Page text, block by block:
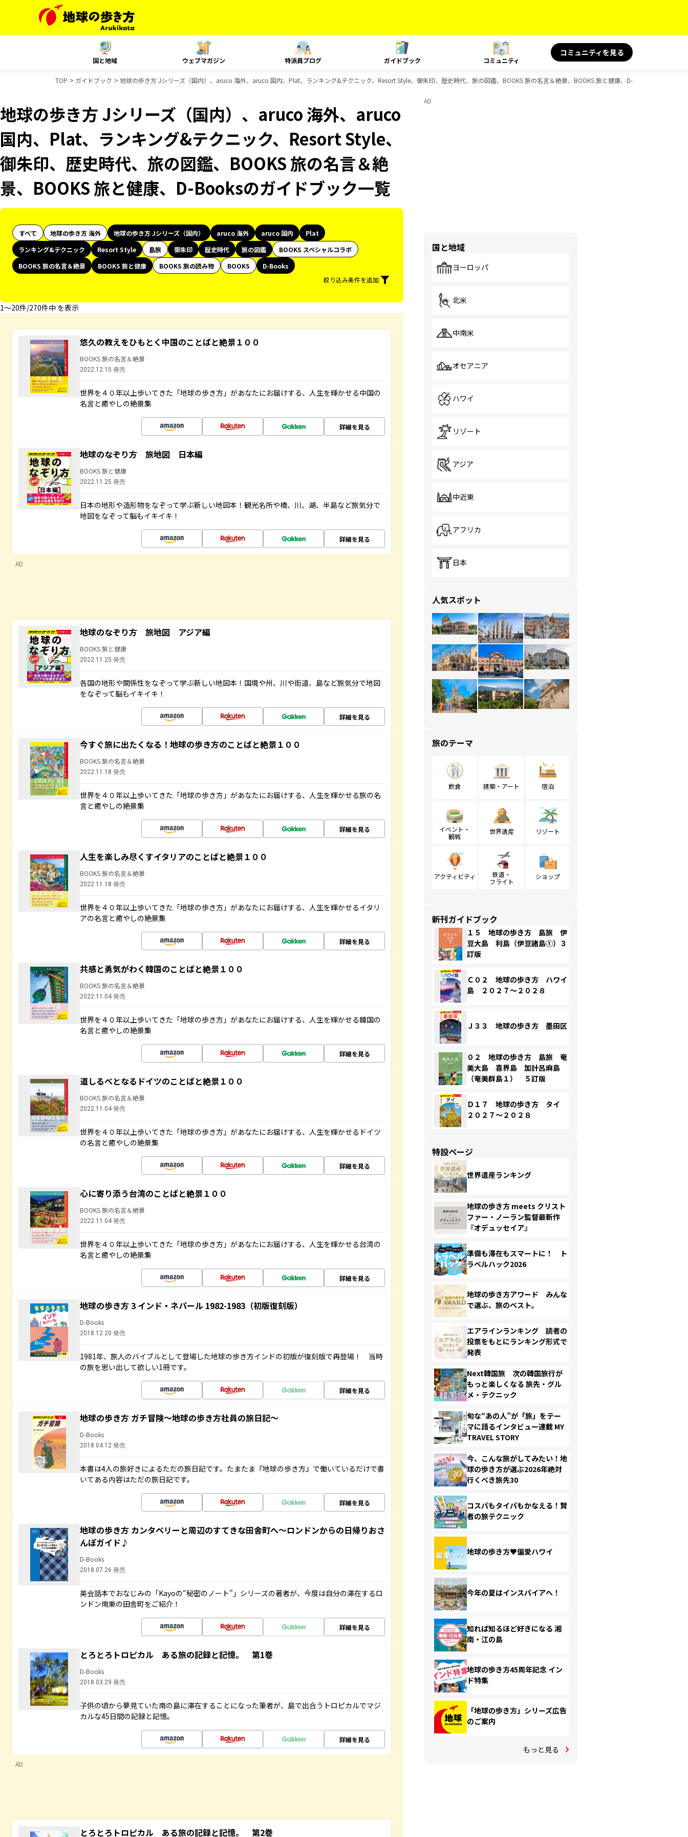
国と地域 ウェブマガジン 特派員ブログ ガイドブック コミュニティ
コミュニティを見る
TOP ガイドブック 地球の歩き方 Jシリーズ（国内）、aruco 海外、aruco 国内、Plat、ランキング&テクニック、Resort Style、御朱印、歴史時代、旅の図鑑、BOOKS 旅の名言＆絶景、BOOKS 旅と健康、D-Booksのガイドブ
地球の歩き方 Jシリーズ（国内）、aruco 海外、aruco
国内、Plat、ランキング&テクニック、Resort Style、
御朱印、歴史時代、旅の図鑑、BOOKS 旅の名言＆絶
景、BOOKS 旅と健康、D-Booksのガイドブック一覧
すべて 地球の歩き方 海外 地球の歩き方 Jシリーズ（国内） aruco 海外 aruco 国内
Plat
ランキング&テクニック
Resort Style 島旅 御朱印 歴史時代 旅の図鑑
BOOKS スペシャルコラボ
BOOKS 旅の名言＆絶景
BOOKS 旅と健康 BOOKS 旅の読み物 BOOKS
D-Books
絞り込み条件を追加
1〜20件/270件中 を表示
悠久の教えをひもとく中国のことばと絶景１００
BOOKS 旅の名言＆絶景
2022.12.15 発売
世界を４０年以上歩いてきた「地球の歩き方」があなたにお届けする、人生を輝かせる中国の
名言と癒やしの絶景集
詳細を見る
地球のなぞり方 旅地図 日本編
BOOKS 旅と健康
2022.11.25 発売
日本の地形や造形物をなぞって学ぶ新しい地図本！観光名所や橋、川、湖、半島など旅気分で
地図をなぞって脳もイキイキ！
詳細を見る
AD
地球のなぞり方 旅地図 アジア編
BOOKS 旅と健康
2022.11.25 発売
各国の地形や関係性をなぞって学ぶ新しい地図本！国境や州、川や街道、島など旅気分で地図
をなぞって脳もイキイキ！
詳細を見る
今すぐ旅に出たくなる！地球の歩き方のことばと絶景１００
BOOKS 旅の名言＆絶景
2022.11.18 発売
世界を４０年以上歩いてきた「地球の歩き方」があなたにお届けする、人生を輝かせる旅の名
言と癒やしの絶景集
詳細を見る
人生を楽しみ尽くすイタリアのことばと絶景１００
BOOKS 旅の名言＆絶景
2022.11.18 発売
世界を４０年以上歩いてきた「地球の歩き方」があなたにお届けする、人生を輝かせるイタリ
アの名言と癒やしの絶景集
詳細を見る
共感と勇気がわく韓国のことばと絶景１００
BOOKS 旅の名言＆絶景
2022.11.04 発売
世界を４０年以上歩いてきた「地球の歩き方」があなたにお届けする、人生を輝かせる韓国の
名言と癒やしの絶景集
詳細を見る
道しるべとなるドイツのことばと絶景１００
BOOKS 旅の名言＆絶景
2022.11.04 発売
世界を４０年以上歩いてきた「地球の歩き方」があなたにお届けする、人生を輝かせるドイツ
の名言と癒やしの絶景集
詳細を見る
心に寄り添う台湾のことばと絶景１００
BOOKS 旅の名言＆絶景
2022.11.04 発売
世界を４０年以上歩いてきた「地球の歩き方」があなたにお届けする、人生を輝かせる台湾の
名言と癒やしの絶景集
詳細を見る
地球の歩き方 3 インド・ネパール 1982-1983（初版復刻版）
D-Books
2018.12.20 発売
1981年、旅人のバイブルとして登場した地球の歩き方インドの初版が復刻版で再登場！ 当時
の旅を思い出して欲しい1冊です。
詳細を見る
地球の歩き方 ガチ冒険～地球の歩き方社員の旅日記～
D-Books
2018.04.12 発売
本書は4人の旅好きによるただの旅日記です。たまたま『地球の歩き方』で働いているだけで書
いてある内容はただの旅日記です。
詳細を見る
地球の歩き方 カンタベリーと周辺のすてきな田舎町へ～ロンドンからの日帰りおさ
んぽガイド♪
D-Books
2018.07.26 発売
英会話本でおなじみの「Kayoの“秘密のノート”」シリーズの著者が、今度は自分の滞在するロ
ンドン南東の田舎町をご紹介！
詳細を見る
とろとろトロピカル ある旅の記録と記憶。 第1巻
D-Books
2018.03.29 発売
子供の頃から夢見ていた南の島に滞在することになった筆者が、島で出合うトロピカルでマジ
カルな45日間の記録と記憶。
詳細を見る
AD
とろとろトロピカル ある旅の記録と記憶。 第2巻
AD
国と地域
ヨーロッパ
北米
中南米
オセアニア
ハワイ
リゾート
アジア
中近東
アフリカ
日本
人気スポット
旅のテーマ
飲食 建築・アート 宿泊
イベント・
観戦
世界遺産 リゾート
アクティビティ
鉄道・
フライト
ショップ
新刊ガイドブック
１５ 地球の歩き方 島旅 伊
豆大島 利島（伊豆諸島①）３
訂版
Ｃ０２ 地球の歩き方 ハワイ
島 ２０２７～２０２８
Ｊ３３ 地球の歩き方 墨田区
０２ 地球の歩き方 島旅 奄
美大島 喜界島 加計呂麻島
（奄美群島１） ５訂版
Ｄ１７ 地球の歩き方 タイ
２０２７～２０２８
特設ページ
世界遺産ランキング
地球の歩き方 meets クリスト
ファー・ノーラン監督最新作
『オデュッセイア』
準備も滞在もスマートに！ ト
ラベルハック2026
地球の歩き方アワード みんな
で選ぶ、旅のベスト。
エアラインランキング 読者の
投票をもとにランキング形式で
発表
Next韓国旅 次の韓国旅行が
もっと楽しくなる 旅先・グル
メ・テクニック
旬な“あの人”が「旅」をテー
マに語るインタビュー連載 MY
TRAVEL STORY
今、こんな旅がしてみたい！地
球の歩き方が選ぶ2026年絶対
行くべき旅先30
コスパもタイパもかなえる！賢
者の旅テクニック
地球の歩き方♥偏愛ハワイ
今年の夏はインスパイアへ！
知れば知るほど好きになる 湘
南・江の島
地球の歩き方45周年記念 イン
ド特集
「地球の歩き方」シリーズ広告
のご案内
もっと見る